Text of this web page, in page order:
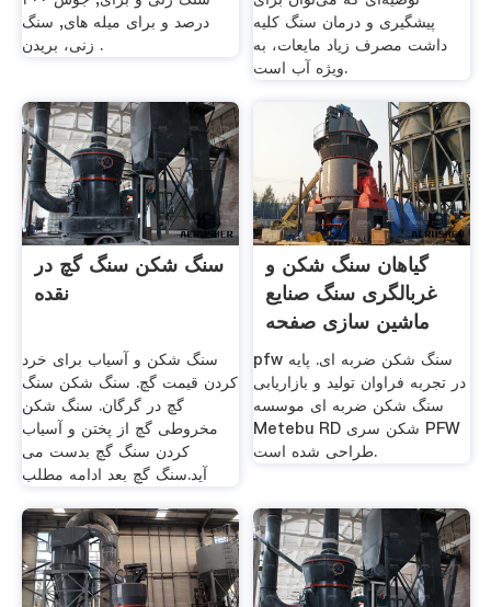
درصد و برای میله های, سنگ
زنی، بریدن .
پیشگیری و درمان سنگ کلیه
داشت مصرف زیاد مایعات، به
ویژه آب است.
سنگ شکن سنگ گچ در
نقده
سنگ شکن و آسیاب برای خرد
کردن قیمت گچ. سنگ شکن سنگ
گچ در گرگان. سنگ شکن
مخروطی گچ از پختن و آسیاب
کردن سنگ گچ بدست می
آید.سنگ گچ بعد ادامه مطلب
گیاهان سنگ شکن و
غربالگری سنگ صنایع
ماشین سازی صفحه
pfw سنگ شکن ضربه ای. پایه
در تجربه فراوان تولید و بازاریابی
سنگ شکن ضربه ای موسسه
Metebu RD شکن سری PFW
طراحی شده است.